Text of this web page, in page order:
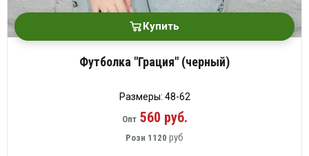
Купить
Футболка "Грация" (черный)
Размеры: 48-62
Опт560 руб.
Розн 1120 руб